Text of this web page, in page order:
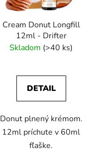
Cream Donut Longfill
12ml - Drifter
Skladom (>40 ks)
DETAIL
Donut plnený krémom.
12ml príchute v 60ml
fľaške.